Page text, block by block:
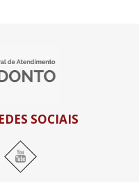
SOCIAIS